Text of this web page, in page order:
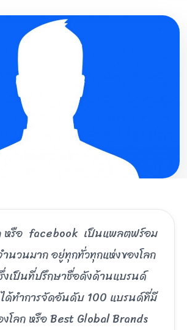
หรือ facebook เป็นแพลตฟร์อม
นวนมาก อยู่ทุกทั่วทุกแห่งของโลก
เป็นที่ปรึกษาชื่อดังด้านแบรนด์
ด้ทำการจัดอันดับ 100 แบรนด์ที่มี
โลก หรือ Best Global Brands